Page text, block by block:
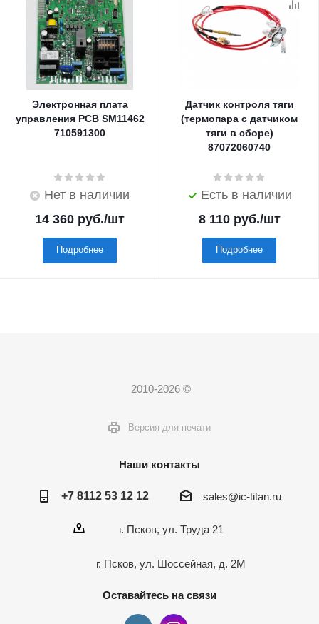
Электронная плата
управления PCB SM11462
710591300
Нет в наличии
14 360 руб./шт
Подробнее
Датчик контроля тяги
(термопара с датчиком
тяги в сборе)
87072060740
Есть в наличии
8 110руб./шт
Подробнее
2010-2026 ©
Версия для печати
Наши контакты
+7 8112 53 12 12 sales@ic-titan.ru
г. Псков, ул. Труда 21
г. Псков, ул. Шоссейная, д. 2М
Оставайтесь на связи